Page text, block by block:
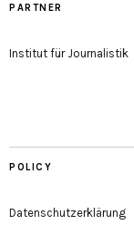
PARTNER
Institut für Journalistik
POLICY
Datenschutzerklärung